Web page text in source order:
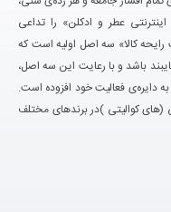
عطر و ادکلن» را تداعی
کالا» سه اصل اولیه است که
باشد و با رعایت این سه اصل،
دایره‌ی فعالیت خود افزوده است.
(های کوالیتی )در برندهای مختلف